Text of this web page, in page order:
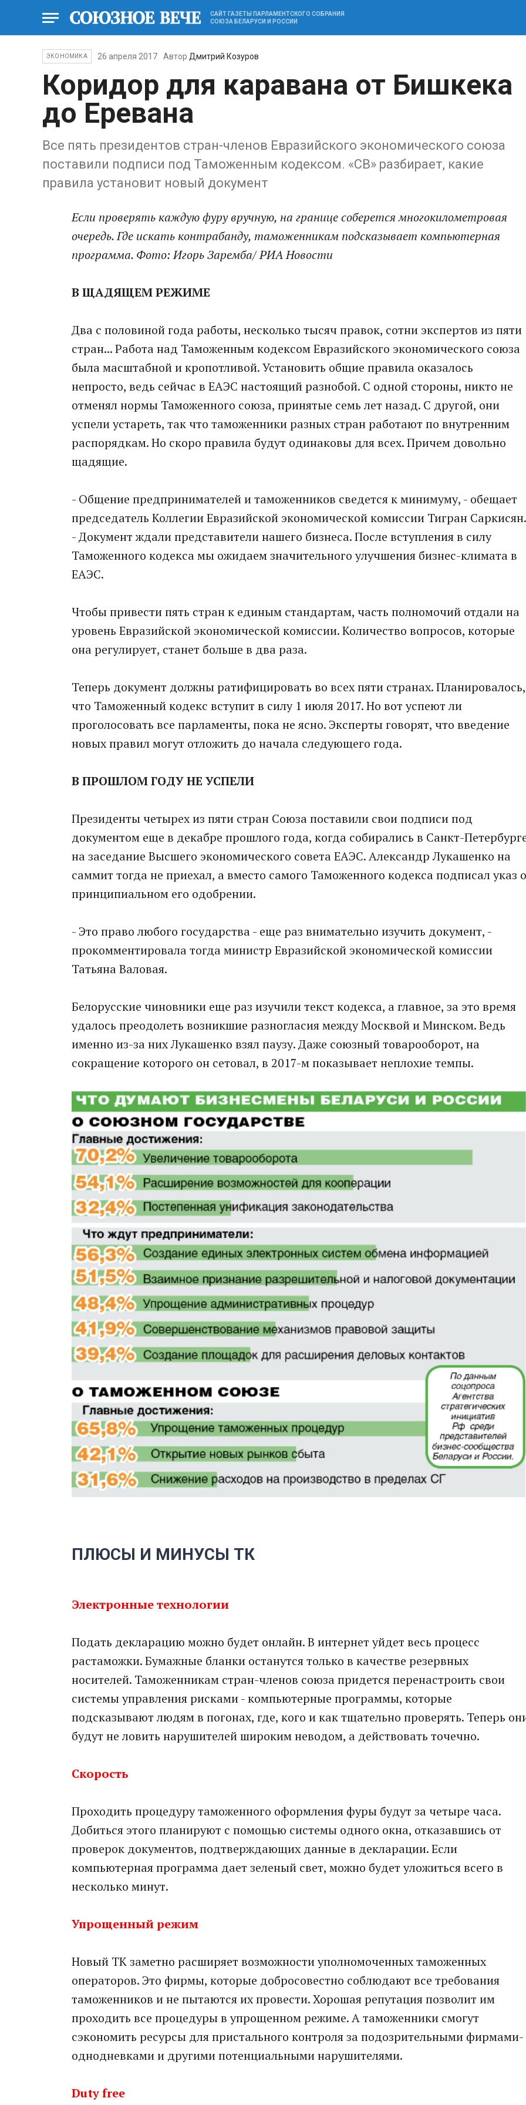
САЙТ ГАЗЕТЫ ПАРЛАМЕНТСКОГО СОБРАНИЯ
СОЮЗА БЕЛАРУСИ И РОССИИ
ЭКОНОМИКА 26 апреля 2017 Автор Дмитрий Козуров
Коридор для каравана от Бишкека
до Еревана
Все пять президентов стран-членов Евразийского экономического союза
поставили подписи под Таможенным кодексом. «СВ» разбирает, какие
правила установит новый документ
Если проверять каждую фуру вручную, на границе соберется многокилометровая
очередь. Где искать контрабанду, таможенникам подсказывает компьютерная
программа. Фото: Игорь Заремба/ РИА Новости
В ЩАДЯЩЕМ РЕЖИМЕ
Два с половиной года работы, несколько тысяч правок, сотни экспертов из пяти
стран... Работа над Таможенным кодексом Евразийского экономического союза
была масштабной и кропотливой. Установить общие правила оказалось
непросто, ведь сейчас в ЕАЭС настоящий разнобой. С одной стороны, никто не
отменял нормы Таможенного союза, принятые семь лет назад. С другой, они
успели устареть, так что таможенники разных стран работают по внутренним
распорядкам. Но скоро правила будут одинаковы для всех. Причем довольно
щадящие.
- Общение предпринимателей и таможенников сведется к минимуму, - обещает
председатель Коллегии Евразийской экономической комиссии Тигран Саркисян.
- Документ ждали представители нашего бизнеса. После вступления в силу
Таможенного кодекса мы ожидаем значительного улучшения бизнес-климата в
ЕАЭС.
Чтобы привести пять стран к единым стандартам, часть полномочий отдали на
уровень Евразийской экономической комиссии. Количество вопросов, которые
она регулирует, станет больше в два раза.
Теперь документ должны ратифицировать во всех пяти странах. Планировалось,
что Таможенный кодекс вступит в силу 1 июля 2017. Но вот успеют ли
проголосовать все парламенты, пока не ясно. Эксперты говорят, что введение
новых правил могут отложить до начала следующего года.
В ПРОШЛОМ ГОДУ НЕ УСПЕЛИ
Президенты четырех из пяти стран Союза поставили свои подписи под
документом еще в декабре прошлого года, когда собирались в Санкт-
на заседание Высшего экономического совета ЕАЭС. Александр Лукашенко на
саммит тогда не приехал, а вместо самого Таможенного кодекса подписал указ о
принципиальном его одобрении.
- Это право любого государства - еще раз внимательно изучить документ, -
прокомментировала тогда министр Евразийской экономической комиссии
Татьяна Валовая.
Белорусские чиновники еще раз изучили текст кодекса, а главное, за это время
удалось преодолеть возникшие разногласия между Москвой и Минском. Ведь
именно из-за них Лукашенко взял паузу. Даже союзный товарооборот, на
сокращение которого он сетовал, в 2017-м показывает неплохие темпы.
ПЛЮСЫ И МИНУСЫ ТК
Электронные технологии
Подать декларацию можно будет онлайн. В интернет уйдет весь процесс
растаможки. Бумажные бланки останутся только в качестве резервных
носителей. Таможенникам стран-членов союза придется перенастроить свои
системы управления рисками - компьютерные программы, которые
подсказывают людям в погонах, где, кого и как тщательно проверять. Теперь
будут не ловить нарушителей широким неводом, а действовать точечно.
Скорость
Проходить процедуру таможенного оформления фуры будут за четыре часа.
Добиться этого планируют с помощью системы одного окна, отказавшись от
проверок документов, подтверждающих данные в декларации. Если
компьютерная программа дает зеленый свет, можно будет уложиться всего в
несколько минут.
Упрощенный режим
Новый ТК заметно расширяет возможности уполномоченных таможенных
операторов. Это фирмы, которые добросовестно соблюдают все требования
таможенников и не пытаются их провести. Хорошая репутация позволит им
проходить все процедуры в упрощенном режиме. А таможенники смогут
сэкономить ресурсы для пристального контроля за подозрительными фирмами-
однодневками и другими потенциальными нарушителями.
Duty free